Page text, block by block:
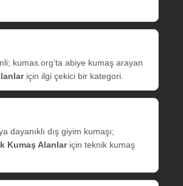
kumas.org’ta abiye kumaş arayan
için ilgi çekici bir kategori.
dayanıklı dış giyim kumaşı;
Kumaş Alanlariçin teknik kumaş